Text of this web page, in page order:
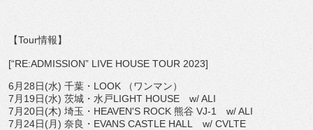
【Tour情報】
[“RE:ADMISSION” LIVE HOUSE TOUR 2023]
6月 28日(水) 千葉・ LOOK
（ワンマン）
7 月 19日(水) 茨城・水戸LIGHT HOUSE
w/ ALI
7 月 20日(木) 埼玉・ HEAVEN'S ROCK 熊谷 VJ-1
w/ ALI
7 月 24日(月) 奈良・ EVANS CASTLE HALL
w/ CVLTE